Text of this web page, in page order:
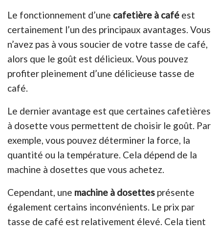
Le fonctionnement d’une cafetière à café est
certainement l’un des principaux avantages. Vous
n’avez pas à vous soucier de votre tasse de café,
alors que le goût est délicieux. Vous pouvez
profiter pleinement d’une délicieuse tasse de
café.
Le dernier avantage est que certaines cafetières
à dosette vous permettent de choisir le goût. Par
exemple, vous pouvez déterminer la force, la
quantité ou la température. Cela dépend de la
machine à dosettes que vous achetez.
Cependant, une machine à dosettes présente
également certains inconvénients. Le prix par
tasse de café est relativement élevé. Cela tient